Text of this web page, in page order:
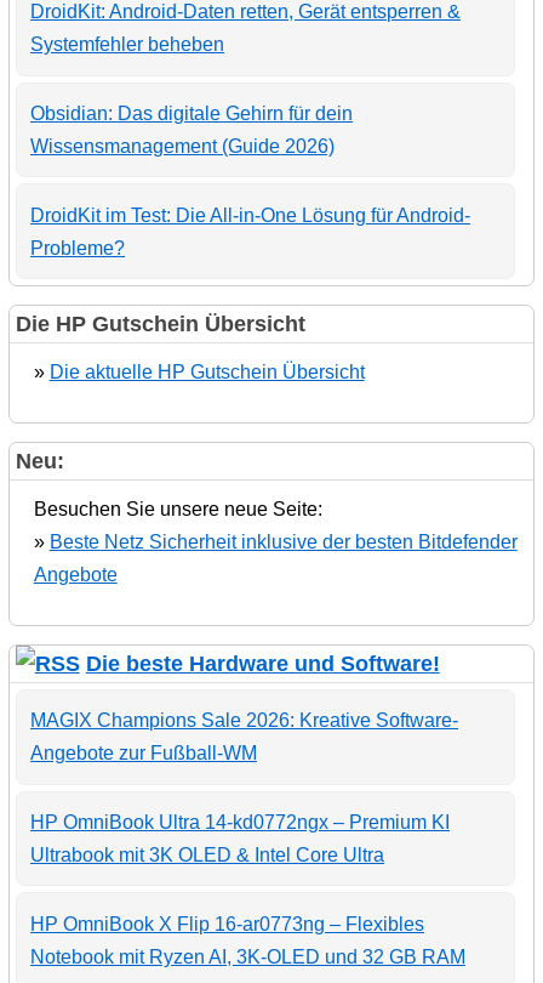
DroidKit: Android-Daten retten, Gerät entsperren &
Systemfehler beheben
Obsidian: Das digitale Gehirn für dein
Wissensmanagement (Guide 2026)
DroidKit im Test: Die All-in-One Lösung für Android-
Probleme?
Die HP Gutschein Übersicht
» Die aktuelle HP Gutschein Übersicht
Neu:
Besuchen Sie unsere neue Seite:
» Beste Netz Sicherheit inklusive der besten Bitdefender
Angebote
Die beste Hardware und Software!
MAGIX Champions Sale 2026: Kreative Software-
Angebote zur Fußball-WM
HP OmniBook Ultra 14-kd0772ngx – Premium KI
Ultrabook mit 3K OLED & Intel Core Ultra
HP OmniBook X Flip 16-ar0773ng – Flexibles
Notebook mit Ryzen AI, 3K-OLED und 32 GB RAM